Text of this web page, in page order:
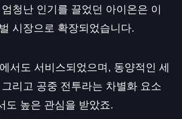
청난 인기를 끌었던 아이온은 이
시장으로 확장되었습니다.
서도 서비스되었으며, 동양적인 세
리고 공중 전투라는 차별화 요소
도 높은 관심을 받았죠.